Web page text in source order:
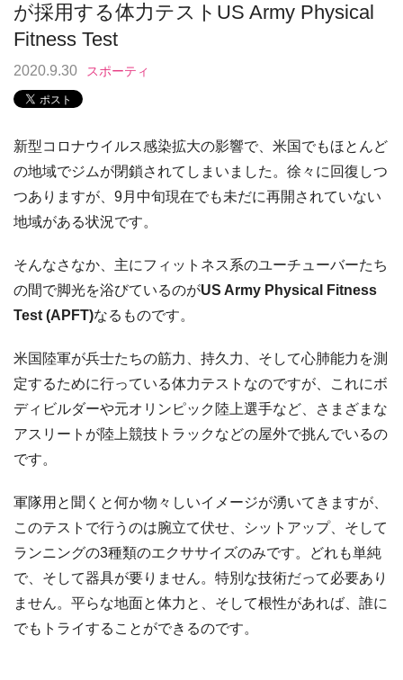
が採用する体力テストUS Army Physical
Fitness Test
2020.9.30 スポーティ
新型コロナウイルス感染拡大の影響で、米国でもほとんど
の地域でジムが閉鎖されてしまいました。徐々に回復しつ
つありますが、9月中旬現在でも未だに再開されていない
地域がある状況です。
そんなさなか、主にフィットネス系のユーチューバーたち
の間で脚光を浴びているのがUS Army Physical Fitness
Test (APFT)なるものです。
米国陸軍が兵士たちの筋力、持久力、そして心肺能力を測
定するために行っている体力テストなのですが、これにボ
ディビルダーや元オリンピック陸上選手など、さまざまな
アスリートが陸上競技トラックなどの屋外で挑んでいるの
です。
軍隊用と聞くと何か物々しいイメージが湧いてきますが、
このテストで行うのは腕立て伏せ、シットアップ、そして
ランニングの3種類のエクササイズのみです。どれも単純
で、そして器具が要りません。特別な技術だって必要あり
ません。平らな地面と体力と、そして根性があれば、誰に
でもトライすることができるのです。